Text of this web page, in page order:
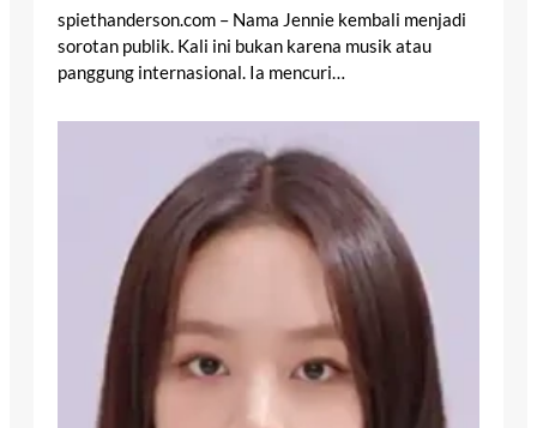
spiethanderson.com – Nama Jennie kembali menjadi
sorotan publik. Kali ini bukan karena musik atau
panggung internasional. Ia mencuri…